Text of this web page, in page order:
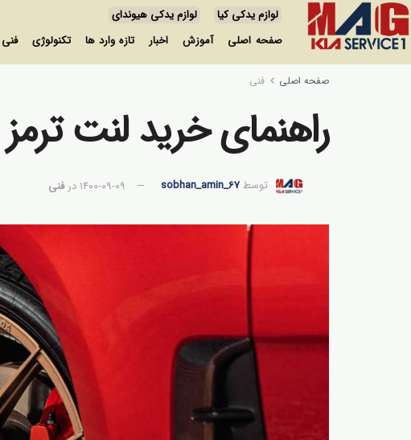
لوازم یدکی کیا
لوازم یدکی هیوندای
صفحه اصلی
آموزش اخبار تازه وارد ها تکنولوژی فنی
صفحه اصلی فنی
راهنمای خرید لنت ترمز
توسطsobhan_amin_67 ۱۴۰۰-۰۹-۰۹ در فنی